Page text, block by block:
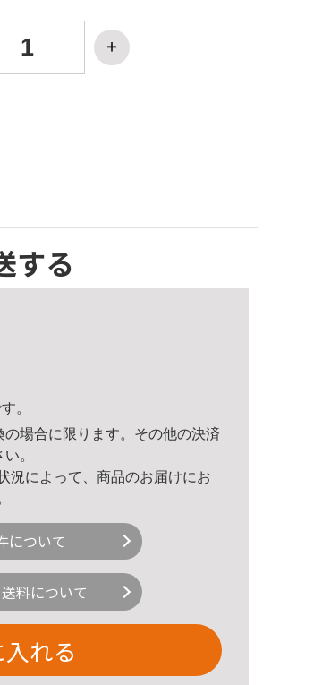
する
。
場合に限ります。その他の決済
。
況によって、商品のお届けにお
について
料について
れる